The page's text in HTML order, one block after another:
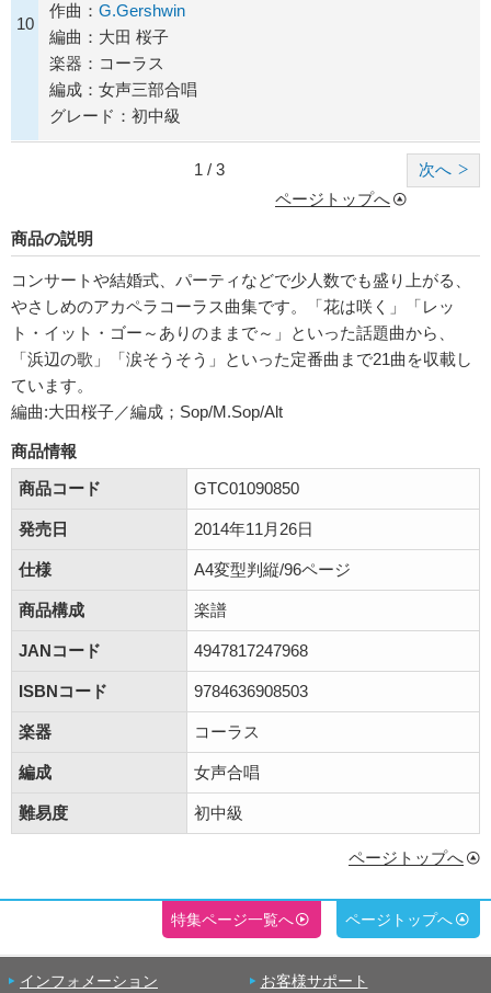
10
作曲： G.Gershwin
編曲：大田 桜子
楽器：コーラス
編成：女声三部合唱
グレード：初中級
次へ
1 / 3
ページトップへ
商品の説明
コンサートや結婚式、パーティなどで少人数でも盛り上がる、
やさしめのアカペラコーラス曲集です。「花は咲く」「レッ
ト・イット・ゴー～ありのままで～」といった話題曲から、
「浜辺の歌」「涙そうそう」といった定番曲まで21曲を収載し
ています。
編曲:大田桜子／編成；Sop/M.Sop/Alt
商品情報
商品コード
GTC01090850
発売日 2014年11月26日
仕様 A4変型判縦/96ページ
商品構成 楽譜
JANコード 4947817247968
ISBNコード 9784636908503
楽器 コーラス
編成 女声合唱
難易度 初中級
ページトップへ
特集ページ一覧へ ページトップへ
インフォメーション お客様サポート